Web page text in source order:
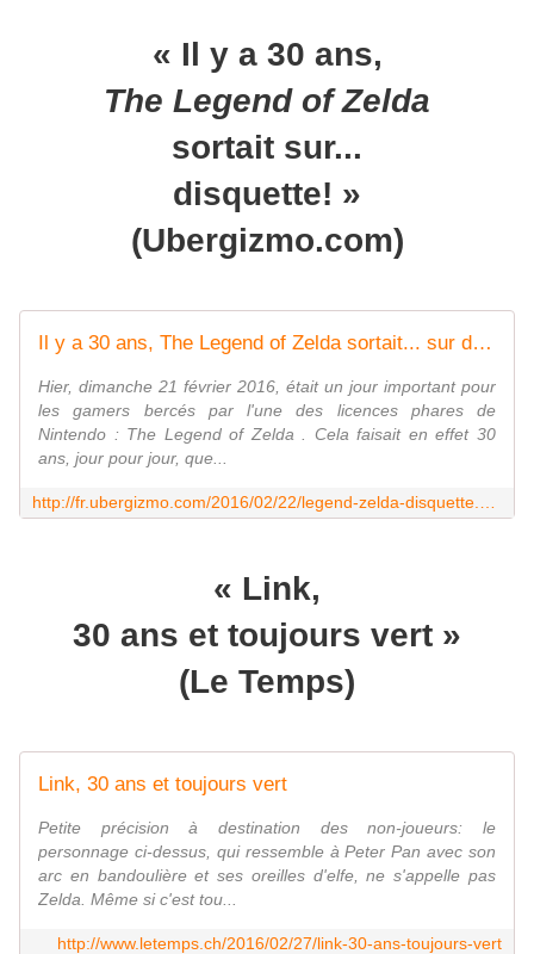
« Il y a 30 ans,
The Legend of Zelda
sortait sur...
disquette! »
(Ubergizmo.com)
Il y a 30 ans, The Legend of Zelda sortait... sur disquette !
Hier, dimanche 21 février 2016, était un jour important pour
les gamers bercés par l'une des licences phares de
Nintendo : The Legend of Zelda . Cela faisait en effet 30
ans, jour pour jour, que...
« Link,
30 ans et toujours vert »
(Le Temps)
Link, 30 ans et toujours vert
Petite précision à destination des non-joueurs: le
personnage ci-dessus, qui ressemble à Peter Pan avec son
arc en bandoulière et ses oreilles d'elfe, ne s'appelle pas
Zelda. Même si c'est tou...
http://www.letemps.ch/2016/02/27/link-30-ans-toujours-vert